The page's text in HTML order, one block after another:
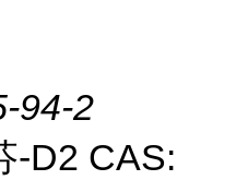
94-2
-D2 CAS: